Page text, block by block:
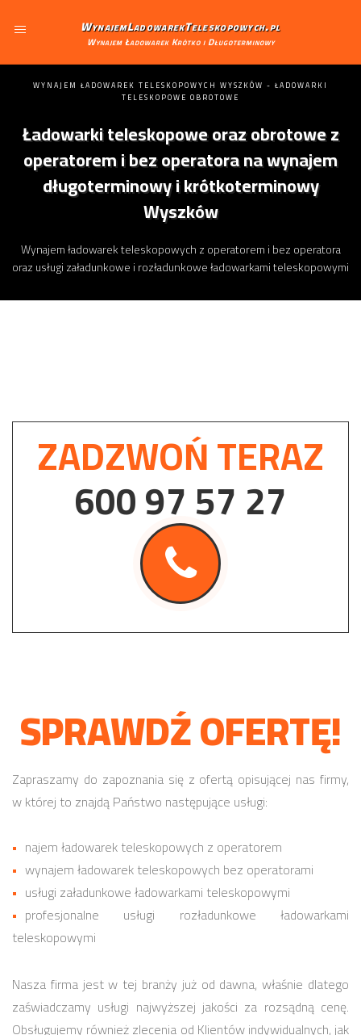
WynajemLadowarekTeleskopowych.pl
Wynajem Ładowarek Krótko i Długoterminowy
WYNAJEM ŁADOWAREK TELESKOPOWYCH WYSZKÓW - ŁADOWARKI
TELESKOPOWE OBROTOWE
Ładowarki teleskopowe oraz obrotowe z
operatorem i bez operatora na wynajem
długoterminowy i krótkoterminowy
Wyszków
Wynajem ładowarek teleskopowych z operatorem i bez operatora
oraz usługi załadunkowe i rozładunkowe ładowarkami teleskopowymi
ZADZWOŃ TERAZ
600 97 57 27
SPRAWDŹ OFERTĘ!
Zapraszamy do zapoznania się z ofertą opisującej nas firmy,
w której to znajdą Państwo następujące usługi:
najem ładowarek teleskopowych z operatorem
wynajem ładowarek teleskopowych bez operatorami
usługi załadunkowe ładowarkami teleskopowymi
profesjonalne usługi rozładunkowe ładowarkami
teleskopowymi
Nasza firma jest w tej branży już od dawna, właśnie dlatego
zaświadczamy usługi najwyższej jakości za rozsądną cenę.
Obsługujemy również zlecenia od Klientów indywidualnych, jak